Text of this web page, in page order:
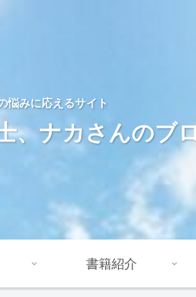
悩みに応えるサイト
、ナカさんのブ
書籍紹介